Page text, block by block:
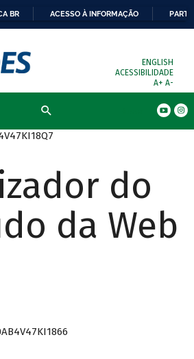
BR ACESSO À INFORMAÇÃO
ENGLISH
ACESSIBILIDADE
A+ A-
do
da Web